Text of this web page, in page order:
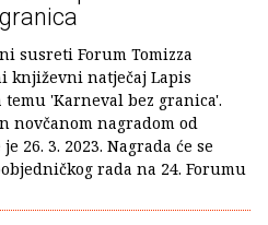
susreti Forum Tomizza
književni natječaj Lapis
'Karneval bez granica'.
novčanom nagradom od
26. 3. 2023. Nagrada će se
rada na 24. Forumu